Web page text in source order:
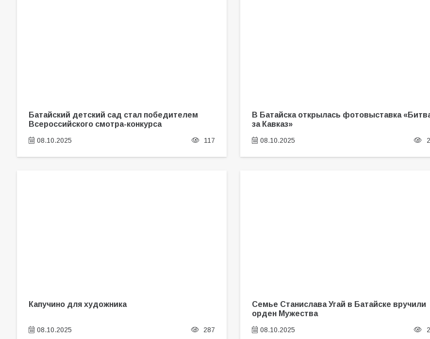
Батайский детский сад стал победителем
Всероссийского смотра-конкурса
08.10.2025 117
В Батайска открылась фотовыставка
за Кавказ»
08.10.2025
Капучино для художника
08.10.2025 287
Семье Станислава Угай в Батайске вручили
орден Мужества
08.10.2025